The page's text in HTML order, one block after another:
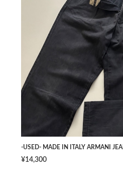
-USED- MADE IN ITALY ARMANI
¥14,300